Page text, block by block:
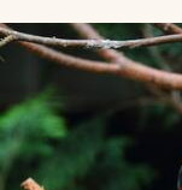
Espiritualidad
Mediakit
abre en nueva pestaña
México